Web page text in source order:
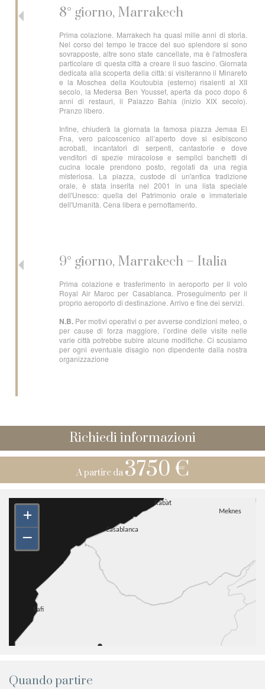
8° giorno, Marrakech
Prima colazione. Marrakech ha quasi mille anni di storia.
Nel corso del tempo le tracce del suo splendore si sono
sovrapposte, altre sono state cancellate, ma è l'atmosfera
particolare di questa città a creare il suo fascino. Giornata
dedicata alla scoperta della città: si visiteranno il Minareto
e la Moschea della Koutoubia (esterno) risalenti al XII
secolo, la Medersa Ben Youssef, aperta da poco dopo 6
anni di restauri, il Palazzo Bahia (inizio XIX secolo).
Pranzo libero.
Infine, chiuderà la giornata la famosa piazza Jemaa El
Fna, vero palcoscenico all’aperto dove si esibiscono
acrobati, incantatori di serpenti, cantastorie e dove
venditori di spezie miracolose e semplici banchetti di
cucina locale prendono posto, regolati da una regia
misteriosa. La piazza, custode di un'antica tradizione
orale, è stata inserita nel 2001 in una lista speciale
dell'Unesco: quella del Patrimonio orale e immateriale
dell'Umanità. Cena libera e pernottamento.
9° giorno, Marrakech – Italia
Prima colazione e trasferimento in aeroporto per il volo
Royal Air Maroc per Casablanca. Proseguimento per il
proprio aeroporto di destinazione. Arrivo e fine dei servizi.
N.B. Per motivi operativi o per avverse condizioni meteo, o
per cause di forza maggiore, l’ordine delle visite nelle
varie città potrebbe subire alcune modifiche. Ci scusiamo
per ogni eventuale disagio non dipendente dalla nostra
organizzazione
Richiedi informazioni
A partire da 3750 €
+
–
Quando partire